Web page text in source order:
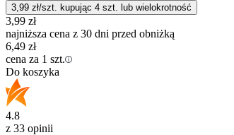
3,99 zł/szt. kupując 4 szt. lub wielokrotność
3,99 zł
najniższa cena z 30 dni przed obniżką
6,49 zł
cena za 1 szt.
Do koszyka
4.8
z 33 opinii